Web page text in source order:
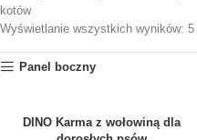
kotów
Wyświetlanie wszystkich wyników: 5
Panel boczny
DINO Karma z wołowiną dla